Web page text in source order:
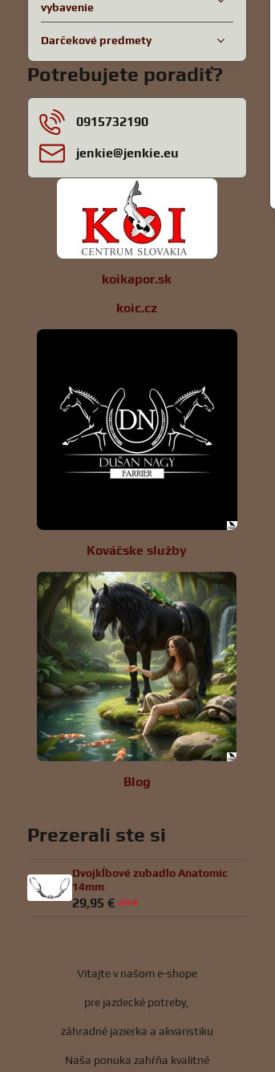
vybavenie
Darčekové predmety
Potrebujete poradiť?
0915732190
jenkie​@jenkie​.eu
koikapor.sk
koic.cz
Kováčske služby
Blog
Prezerali ste si
Dvojkĺbové zubadlo Anatomic
14mm
29,95 € 33 €
Vitajte v našom e-shope
pre jazdecké potreby,
záhradné jazierka a akvaristiku
Naša ponuka zahŕňa kvalitné